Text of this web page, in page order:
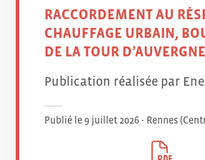
RACCORDEMENT AU
CHAUFFAGE URBAIN,
DE LA TOUR
Publication réalisée par
Publié le 9 juillet 2026 - Rennes